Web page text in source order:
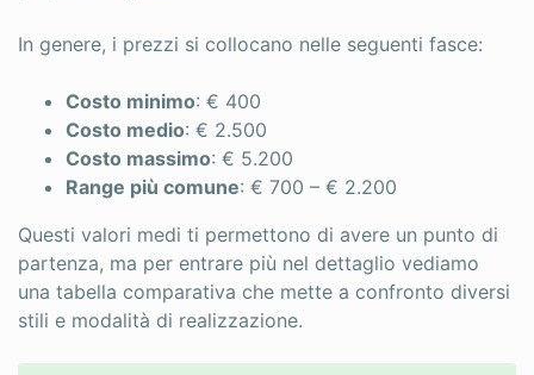
In genere, i prezzi si collocano nelle seguenti fasce:
Costo minimo: € 400
Costo medio: € 2.500
Costo massimo: € 5.200
Range più comune: € 700 – € 2.200
Questi valori medi ti permettono di avere un punto di
partenza, ma per entrare più nel dettaglio vediamo
una tabella comparativa che mette a confronto diversi
stili e modalità di realizzazione.